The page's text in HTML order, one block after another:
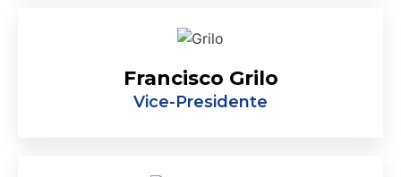
Francisco Grilo
Vice-Presidente